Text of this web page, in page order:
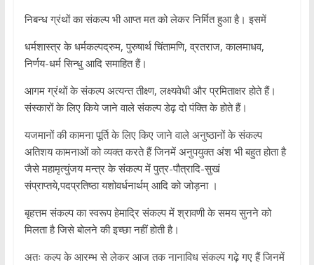
निबन्ध ग्रंथों का संकल्प भी आप्त मत को लेकर निर्मित हुआ है। इसमें
धर्मशास्त्र के धर्मकल्पद्रुम, पुरुषार्थ चिंतामणि, व्रतराज, कालमाधव,
निर्णय-धर्म सिन्धु आदि समाहित हैं।
आगम ग्रंथों के संकल्प अत्यन्त तीक्ष्ण, लक्ष्यवेधी और प्रमिताक्षर होते हैं।
संस्कारों के लिए किये जाने वाले संकल्प डेढ़ दो पंक्ति के होते हैं।
यजमानों की कामना पूर्ति के लिए किए जाने वाले अनुष्ठानों के संकल्प
अतिशय कामनाओं को व्यक्त करते हैं जिनमें अनुपयुक्त अंश भी बहुत होता है
जैसे महामृत्युंजय मन्त्र के संकल्प में पुत्र-पौत्रादि-सुखं
संप्राप्तये,पदप्रतिष्ठा यशोवर्धनार्थम् आदि को जोड़ना ।
बृहत्तम संकल्प का स्वरूप हेमाद्रि संकल्प में श्रावणी के समय सुनने को
मिलता है जिसे बोलने की इच्छा नहीं होती है।
अतः कल्प के आरम्भ से लेकर आज तक नानाविध संकल्प गढ़े गए हैं जिनमें